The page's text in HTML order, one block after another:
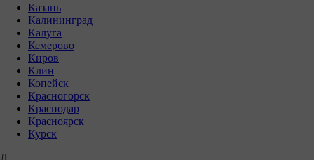
Казань
Калининград
Калуга
Кемерово
Киров
Клин
Копейск
Красногорск
Краснодар
Красноярск
Курск
Л